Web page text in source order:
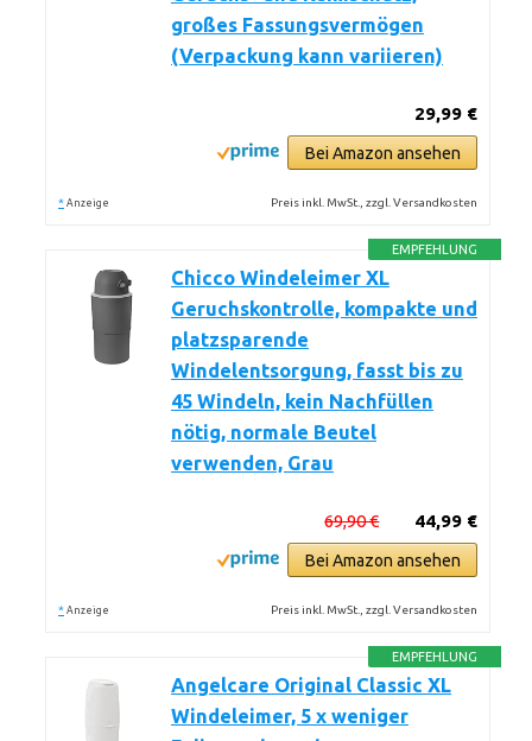
großes Fassungsvermögen
(Verpackung kann variieren)
29,99 €
Bei Amazon ansehen
* Anzeige Preis inkl. MwSt., zzgl. Versandkosten
EMPFEHLUNG
Chicco Windeleimer XL
Geruchskontrolle, kompakte und
platzsparende
Windelentsorgung, fasst bis zu
45 Windeln, kein Nachfüllen
nötig, normale Beutel
verwenden, Grau
44,99 €
69,90 €
Bei Amazon ansehen
* Anzeige Preis inkl. MwSt., zzgl. Versandkosten
EMPFEHLUNG
Angelcare Original Classic XL
Windeleimer, 5 x weniger